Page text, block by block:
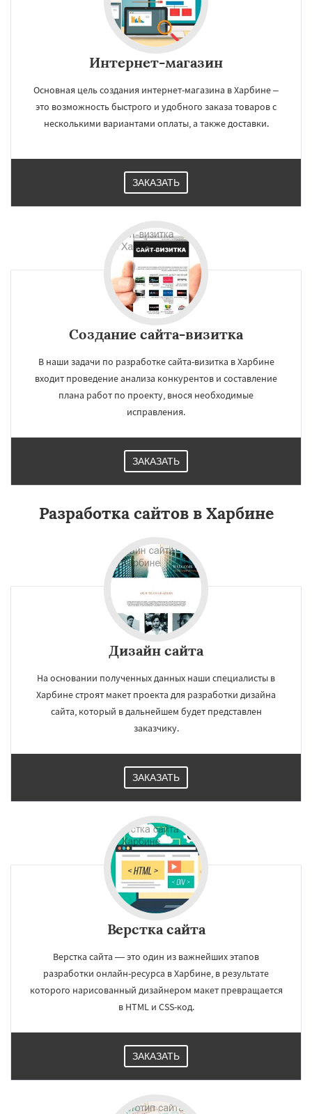
Интернет-магазин
Основная цель создания интернет-магазина в Харбине –
это возможность быстрого и удобного заказа товаров с
несколькими вариантами оплаты, а также доставки.
ЗАКАЗАТЬ
Создание сайта-визитка
В наши задачи по разработке сайта-визитка в Харбине
входит проведение анализа конкурентов и составление
плана работ по проекту, внося необходимые
исправления.
ЗАКАЗАТЬ
Разработка сайтов в Харбине
Дизайн сайта
На основании полученных данных наши специалисты в
Харбине строят макет проекта для разработки дизайна
сайта, который в дальнейшем будет представлен
заказчику.
ЗАКАЗАТЬ
Верстка сайта
Верстка сайта — это один из важнейших этапов
разработки онлайн-ресурса в Харбине, в результате
которого нарисованный дизайнером макет превращается
в HTML и CSS-код.
ЗАКАЗАТЬ